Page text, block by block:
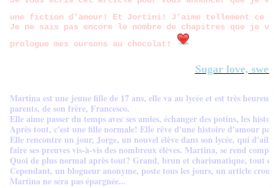
une fiction d'amour! Et Jortini! J'aime tellement ce
Je ne sais pas encore le nombre de chapitres que
prologue mes oursons au chocolat!
Sugar love,
Martina est une jeune fille de 17 ans, elle va au lycée et est très
parents, de son frère, Francesco.
Elle aime passer du temps avec ses amies, échanger des potins, les
Après tout, c'est une fille normale! Elle rêve d'une histoire d'amour
Elle rencontre un jour, Jorge, un nouvel élève dans son lycée, qui
faire ses preuves vis-à-vis des nombreux élèves. Martina, se rend
Quoi de plus normal après tout? Grand, brun et charismatique, tout
Cependant, un blogueur anonyme, poste tous les jours, un article
Martina ne sera pas épargnée...